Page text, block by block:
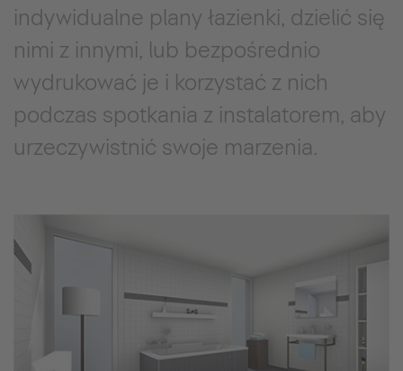
indywidualne plany łazienki, dzielić się
nimi z innymi, lub bezpośrednio
wydrukować je i korzystać z nich
podczas spotkania z instalatorem, aby
urzeczywistnić swoje marzenia.